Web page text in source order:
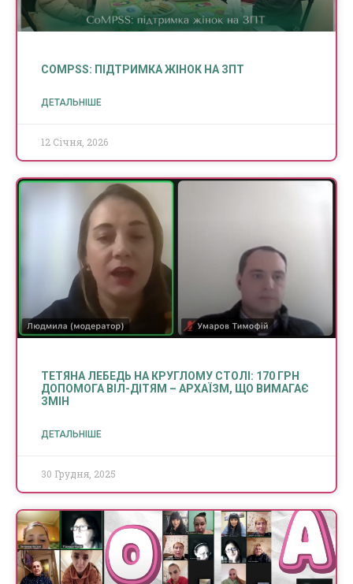
COMPSS: ПІДТРИМКА ЖІНОК НА ЗПТ
ДЕТАЛЬНІШЕ
12 Січня, 2026
ТЕТЯНА ЛЕБЕДЬ НА КРУГЛОМУ СТОЛІ: 170 ГРН
ДОПОМОГА ВІЛ-ДІТЯМ – АРХАЇЗМ, ЩО ВИМАГАЄ
ЗМІН
ДЕТАЛЬНІШЕ
30 Грудня, 2025